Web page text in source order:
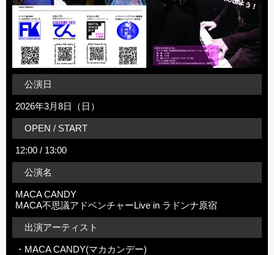
公演日
2026年3月8日（日）
OPEN / START
12:00 / 13:00
公演名
MACA CANDY
MACA不思議アドベンチャーLive in ラドンナ原宿
出演アーティスト
・MACA CANDY(マカカンデー)